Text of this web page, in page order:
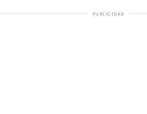
PUBLICIDAD